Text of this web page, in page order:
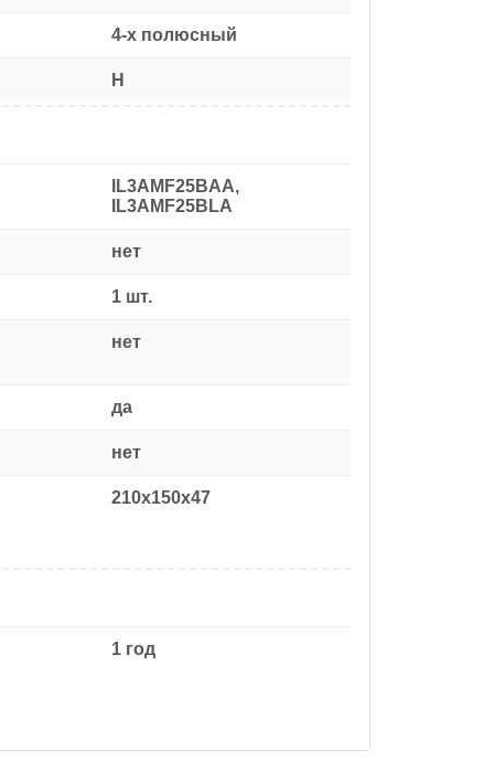
4-х полюсный
H
IL3AMF25BAA,
IL3AMF25BLA
нет
1 шт.
нет
да
нет
210x150x47
1 год